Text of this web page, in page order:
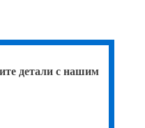
детали с нашим